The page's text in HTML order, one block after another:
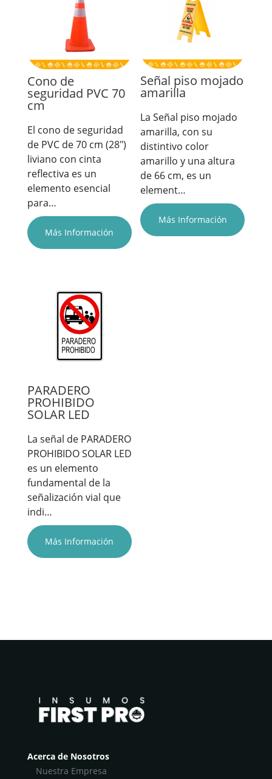
Cono de
seguridad PVC 70
cm
El cono de seguridad
de PVC de 70 cm (28")
liviano con cinta
reflectiva es un
elemento esencial
para…
Más Información
Señal piso mojado
amarilla
La Señal piso mojado
amarilla, con su
distintivo color
amarillo y una altura
de 66 cm, es un
element…
Más Información
PARADERO
PROHIBIDO
SOLAR LED
La señal de PARADERO
PROHIBIDO SOLAR LED
es un elemento
fundamental de la
señalización vial que
indi…
Más Información
Acerca de Nosotros
Nuestra Empresa